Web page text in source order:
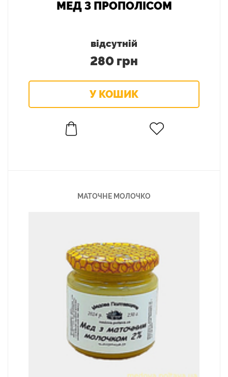
МЕД З ПРОПОЛІСОМ
відсутній
280 грн
МАТОЧНЕ МОЛОЧКО